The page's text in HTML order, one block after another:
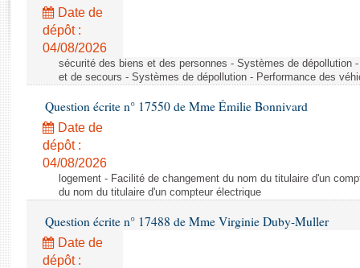
Rapports législatifs
Rapports sur l'application des lois
Baromètre de l’application des lois
Dossiers législatifs
Budget et sécurité sociale
Questions écrites et orales
Comptes rendus des débats
Date de
dépôt :
04/08/2026
sécurité des biens et des personnes - Systèmes de dépollution
et de secours - Systèmes de dépollution - Performance des
Question écrite n° 17550 de Mme Émilie Bonnivard
Date de
dépôt :
04/08/2026
logement - Facilité de changement du nom du titulaire d'un
du nom du titulaire d'un compteur électrique
Question écrite n° 17488 de Mme Virginie Duby-Muller
Date de
dépôt :